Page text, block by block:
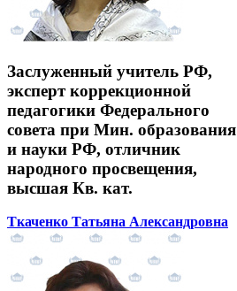
Заслуженный учитель РФ,
эксперт коррекционной
педагогики Федерального
совета при Мин. образования
и науки РФ, отличник
народного просвещения,
высшая Кв. кат.
Ткаченко Татьяна Александровна